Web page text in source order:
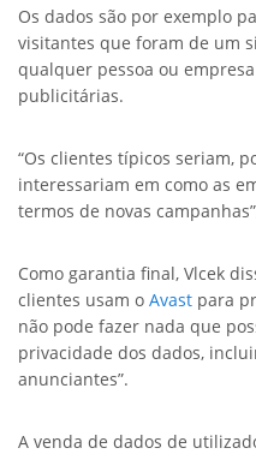
Os dados são por exemplo
visitantes que foram de um
qualquer pessoa ou
publicitárias.
“Os clientes típicos seriam,
interessariam em como as
termos de novas
Como garantia final, Vlcek
clientes usam o Avast para
não pode fazer nada que
privacidade dos dados,
anunciantes”.
A venda de dados de